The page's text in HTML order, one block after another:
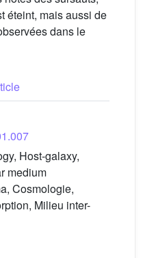
éteint, mais aussi de
dans le
Host-galaxy,
medium
Cosmologie,
Milieu inter-